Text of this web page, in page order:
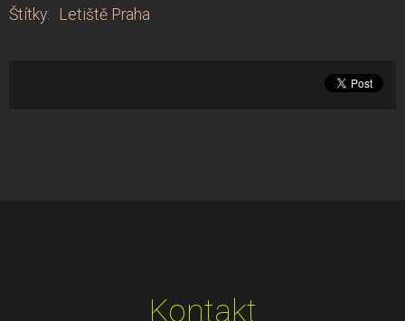
Štítky: Letiště Praha
Kontakt